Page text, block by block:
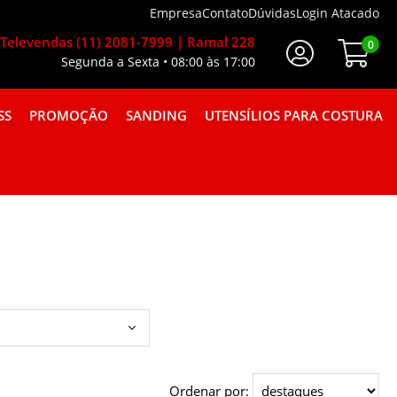
EmpresaContatoDúvidasLogin Atacado
PROMOÇÃO SANDING UTENSÍLIOS PARA COSTURA
Televendas (11) 2081-7999 | Ramal 228
Segunda a Sexta • 08:00 às 17:00
0
Ordenar por: